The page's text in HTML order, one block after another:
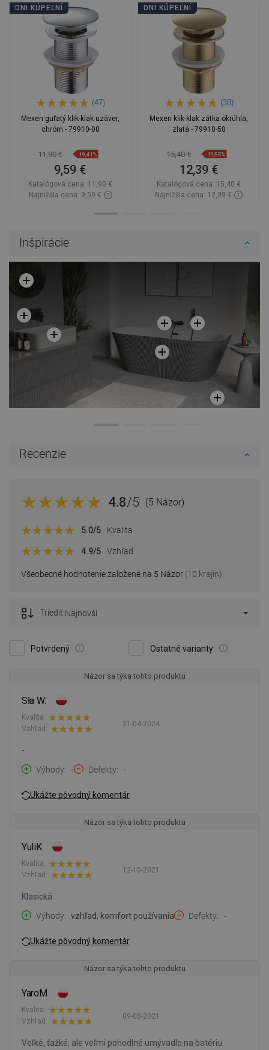
DNI KÚPEĽNÍ
(47)
Mexen guľatý klik-klak uzáver,
chróm - 79910-00
11,90 € -19,41%
9,59 €
Katalógová cena: 11,90 €
Najnižšia cena: 9,59 €
DNI KÚPEĽNÍ
(38)
Mexen klik-klak zátka okrúhla,
zlatá - 79910-50
15,40 € -19,55%
12,39 €
Katalógová cena: 15,40 €
Najnižšia cena: 12,39 €
Inšpirácie
Recenzie
4.8/5 (5 Názor)
Všeobecné hodnotenie založené na 5 Názor (10 krajín)
5.0/5 Kvalita
4.9/5 Vzhľad
Potvrdený Ostatné varianty
Triediť:Najnovší
Názor sa týka tohto produktu
Sła W.
21-04-2024
Kvalita:
Vzhľad:
-
Výhody
- Defekty -
Ukážte pôvodný komentár
Názor sa týka tohto produktu
YuliK
12-10-2021
Kvalita:
Vzhľad:
Klasická
Výhody
vzhľad, komfort používania Defekty -
Ukážte pôvodný komentár
Názor sa týka tohto produktu
YaroM
09-08-2021
Kvalita:
Vzhľad:
Veľké, ťažké, ale veľmi pohodlné umývadlo na batériu.